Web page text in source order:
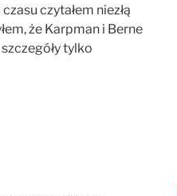
czytałem niezłą
że Karpman i Berne
tylko